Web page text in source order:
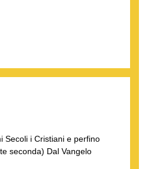
Secoli i Cristiani e perfino
seconda) Dal Vangelo